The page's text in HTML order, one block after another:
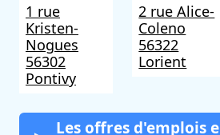
1 rue
Kristen-
Nogues
56302
Pontivy
2 rue Alice-
Coleno
56322
Lorient
Les offres d'emplois